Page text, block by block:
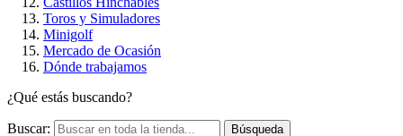
Toros y Simuladores
Minigolf
Mercado de Ocasión
Dónde trabajamos
¿Qué estás buscando?
Buscar: Búsqueda